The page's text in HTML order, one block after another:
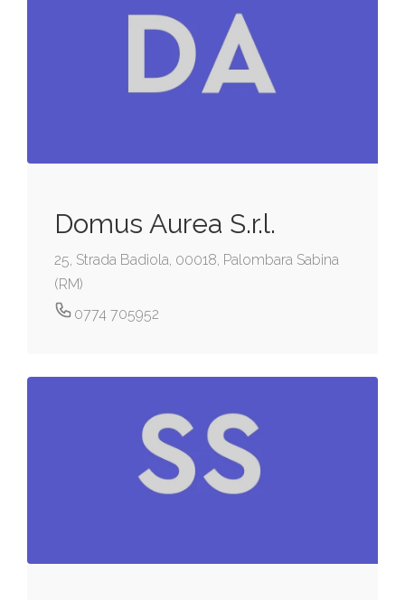
Domus Aurea S.r.l.
25, Strada Badiola, 00018, Palombara Sabina
(RM)
0774 705952